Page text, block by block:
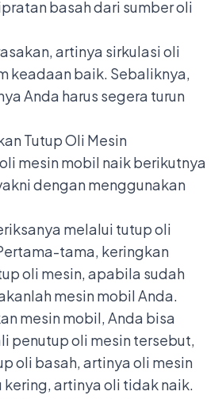
basah dari sumber oli
artinya sirkulasi oli
keadaan baik. Sebaliknya,
Anda harus segera turun
Tutup Oli Mesin
mesin mobil naik berikutnya
dengan menggunakan
melalui tutup oli
tama, keringkan
oli mesin, apabila sudah
mesin mobil Anda.
mesin mobil, Anda bisa
penutup oli mesin tersebut,
oli basah, artinya oli mesin
kering, artinya oli tidak naik.